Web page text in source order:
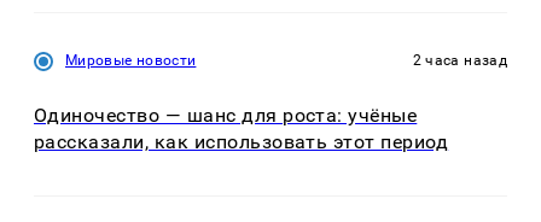
Мировые новости 2 часа назад
Одиночество — шанс для роста: учёные
рассказали, как использовать этот период